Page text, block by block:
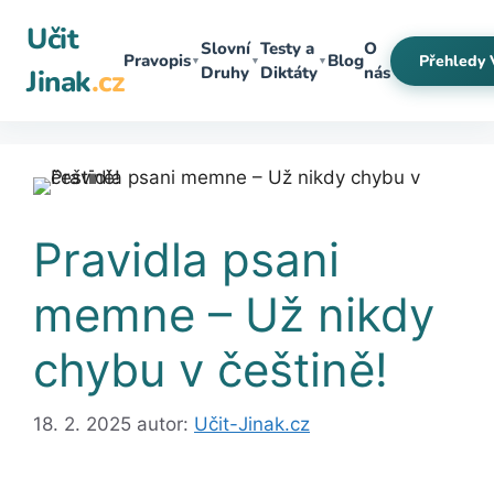
obsah
Učit
Jinak.cz
Pravopis▼
Slovní
Druhy
▼
Testy a
Diktáty
▼ Blog
O
nás
Přehledy
Pravidla psani
memne – Už nikdy
chybu v češtině!
18. 2. 2025 autor: Učit-Jinak.cz